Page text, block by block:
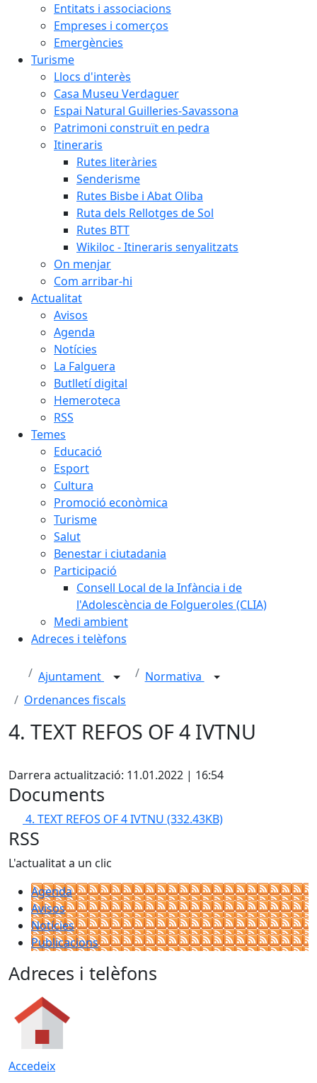
Entitats i associacions
Empreses i comerços
Emergències
Turisme
Llocs d'interès
Casa Museu Verdaguer
Espai Natural Guilleries-Savassona
Patrimoni construït en pedra
Itineraris
Rutes literàries
Senderisme
Rutes Bisbe i Abat Oliba
Ruta dels Rellotges de Sol
Rutes BTT
Wikiloc - Itineraris senyalitzats
On menjar
Com arribar-hi
Actualitat
Avisos
Agenda
Notícies
La Falguera
Butlletí digital
Hemeroteca
RSS
Temes
Educació
Esport
Cultura
Promoció econòmica
Turisme
Salut
Benestar i ciutadania
Participació
Consell Local de la Infància i de
l'Adolescència de Folgueroles (CLIA)
Medi ambient
Adreces i telèfons
Ajuntament
Normativa
Ordenances fiscals
4. TEXT REFOS OF 4 IVTNU
Darrera actualització: 11.01.2022 | 16:54
Documents
4. TEXT REFOS OF 4 IVTNU (332.43KB)
RSS
L'actualitat a un clic
Agenda
Avisos
Notícies
Publicacions
Adreces i telèfons
Accedeix